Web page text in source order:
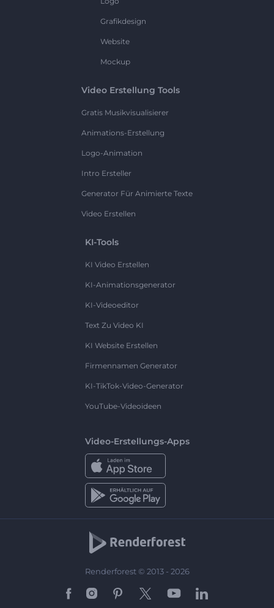
Grafikdesign
Website
Mockup
Video Erstellung Tools
Gratis Musikvisualisierer
Animations-Erstellung
Logo-Animation
Intro Ersteller
Generator Für Animierte Texte
Video Erstellen
KI-Tools
KI Video Erstellen
KI-Animationsgenerator
KI-Videoeditor
Text Zu Video KI
KI Website Erstellen
Firmennamen Generator
KI-TikTok-Video-Generator
YouTube-Videoideen
Video-Erstellungs-Apps
Renderforest © 2013 - 2026